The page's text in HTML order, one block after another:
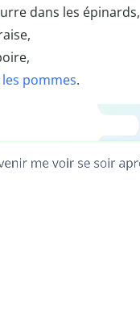
dans les épinards,
pommes.